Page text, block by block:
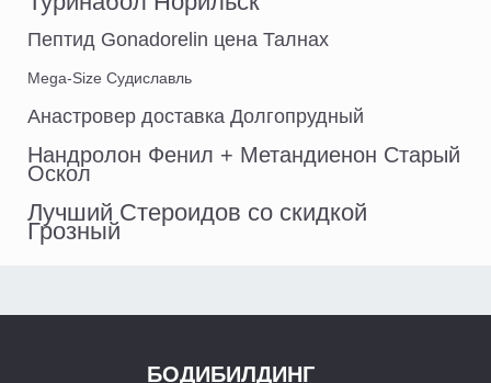
Пептид Gonadorelin цена Талнах
Mega-Size Судиславль
Анастровер доставка Долгопрудный
Нандролон Фенил + Метандиенон Старый
Оскол
Лучший Стероидов со скидкой
Грозный
БОДИБИЛДИНГ